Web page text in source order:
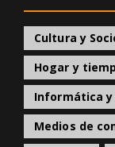
Cultura y
Hogar y
Informática
Medios de